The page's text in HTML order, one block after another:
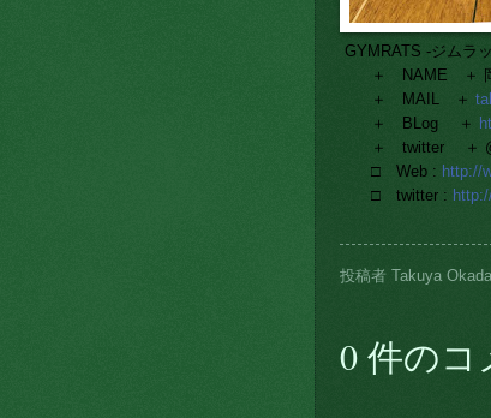
GYMRATS -ジムラ
＋ NAME ＋ 岡
＋ MAIL ＋
＋ BLog ＋
＋ twitter ＋
□ Web : http://
□ twitter :
投稿者 Takuya Okada
0 件のコ